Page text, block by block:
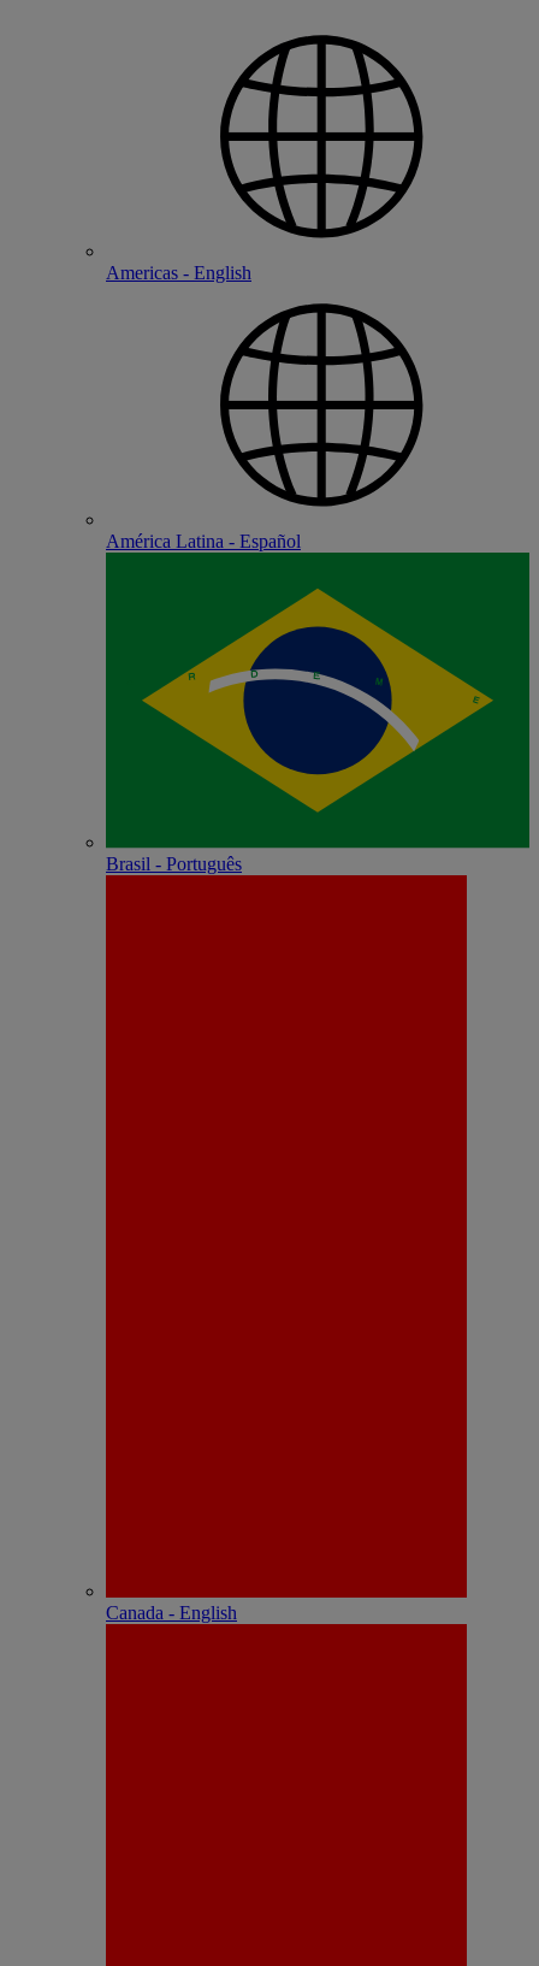
Americas - English
América Latina - Español
Brasil - Português
Canada - English